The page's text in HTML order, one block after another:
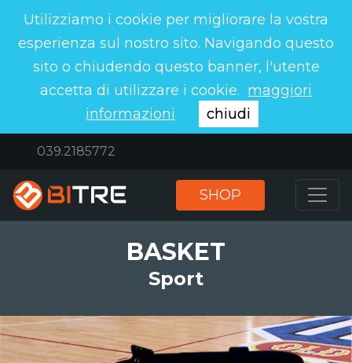
Utilizziamo i cookie per migliorare la vostra
esperienza sul nostro sito. Navigando questo
sito o chiudendo questo banner, l'utente
accetta di utilizzare i cookie. maggiori
informazioni
chiudi
039.2185772
SHOP
BASKET
Sport